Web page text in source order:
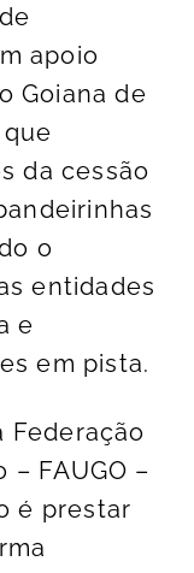
apoio
Goiana de
da cessão
o
entidades
e
em pista.
Federação
FAUGO –
é prestar